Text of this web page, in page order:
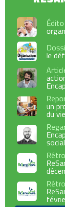
Édito
le
un
du